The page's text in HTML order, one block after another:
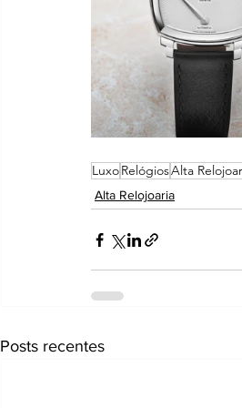
LuxoRelógiosAlta
Alta Relojoaria
Posts recentes